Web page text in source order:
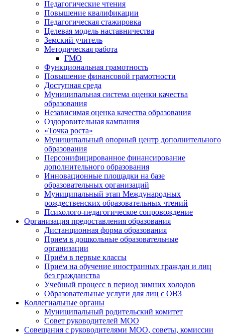
Педагогические чтения
Повышение квалификации
Педагогическая стажировка
Целевая модель наставничества
Земский учитель
Методическая работа
ГМО
Функциональная грамотность
Повышение финансовой грамотности
Доступная среда
Муниципальная система оценки качества
образования
Независимая оценка качества образования
Оздоровительная кампания
«Точка роста»
Муниципальный опорный центр дополнительного
образования
Персонифицированное финансирование
дополнительного образования
Инновационные площадки на базе
образовательных организаций
Муниципальный этап Международных
рождественских образовательных чтений
Психолого-педагогическое сопровождение
Организация предоставления образования
Дистанционная форма образования
Прием в дошкольные образовательные
организации
Приём в первые классы
Прием на обучение иностранных граждан и лиц
без гражданства
Учебный процесс в период зимних холодов
Образовательные услуги для лиц с ОВЗ
Коллегиальные органы
Муниципальный родительский комитет
Совет руководителей МОО
Совещания с руководителями МОО, советы, комиссии